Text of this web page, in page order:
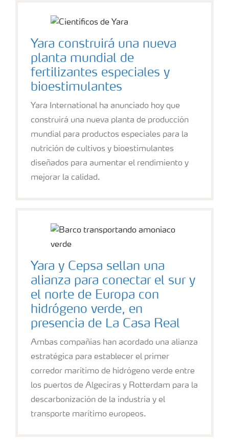
Yara construirá una nueva
planta mundial de
fertilizantes especiales y
bioestimulantes
Yara International ha anunciado hoy que
construirá una nueva planta de producción
mundial para productos especiales para la
nutrición de cultivos y bioestimulantes
diseñados para aumentar el rendimiento y
mejorar la calidad.
Yara y Cepsa sellan una
alianza para conectar el sur y
el norte de Europa con
hidrógeno verde, en
presencia de La Casa Real
Ambas compañías han acordado una alianza
estratégica para establecer el primer
corredor marítimo de hidrógeno verde entre
los puertos de Algeciras y Rotterdam para la
descarbonización de la industria y el
transporte marítimo europeos.